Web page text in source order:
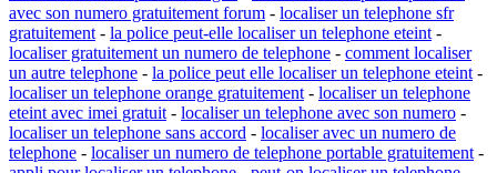
avec son numero gratuitement forum - localiser un telephone sfr
gratuitement - la police peut-elle localiser un telephone eteint -
localiser gratuitement un numero de telephone - comment localiser
un autre telephone - la police peut elle localiser un telephone eteint -
localiser un telephone orange gratuitement - localiser un telephone
eteint avec imei gratuit - localiser un telephone avec son numero -
localiser un telephone sans accord - localiser avec un numero de
telephone - localiser un numero de telephone portable gratuitement -